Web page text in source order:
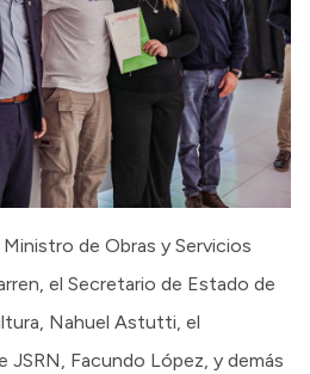
de Obras y Servicios
el Secretario de Estado de
Nahuel Astutti, el
JSRN, Facundo López, y demás